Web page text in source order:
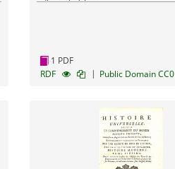
1 PDF
RDF
| Public Domain CC0